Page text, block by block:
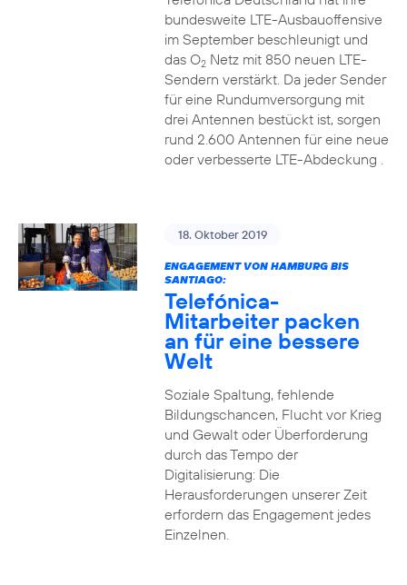
bundesweite LTE-Ausbauoffensive
im September beschleunigt und
das O2Netz mit 850 neuen LTE-
Sendern verstärkt. Da jeder Sender
für eine Rundumversorgung mit
drei Antennen bestückt ist, sorgen
rund 2.600 Antennen für eine neue
oder verbesserte LTE-Abdeckung .
18. Oktober 2019
ENGAGEMENT VON HAMBURG BIS
SANTIAGO:
Telefónica-
Mitarbeiter packen
an für eine bessere
Welt
Soziale Spaltung, fehlende
Bildungschancen, Flucht vor Krieg
und Gewalt oder Überforderung
durch das Tempo der
Digitalisierung: Die
Herausforderungen unserer Zeit
erfordern das Engagement jedes
Einzelnen.